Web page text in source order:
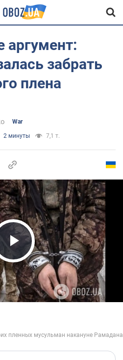
аргумент:
забрать
плена
War
2 минуты 7,1 т.
Video